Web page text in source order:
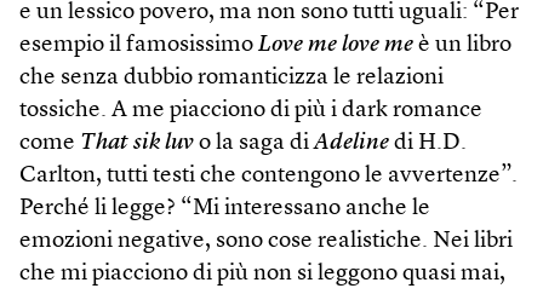
e un lessico povero, ma non sono tutti uguali: “Per
esempio il famosissimo Love me love me è un libro
che senza dubbio romanticizza le relazioni
tossiche. A me piacciono di più i dark romance
come That sik luv o la saga diAdeline di H.D.
Carlton, tutti testi che contengono le avvertenze”.
Perché li legge? “Mi interessano anche le
emozioni negative, sono cose realistiche. Nei libri
che mi piacciono di più non si leggono quasi mai,